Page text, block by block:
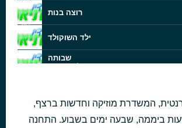
רוצה בנות
ילד השוקולד
שבותה
המשדרת מוזיקה וחדשות ברצף,
ביממה, שבעה ימים בשבוע. התחנה